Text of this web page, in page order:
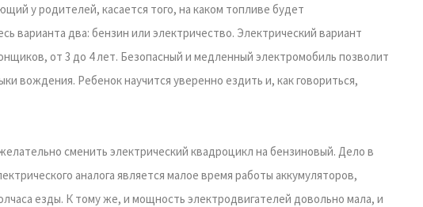
у родителей, касается того, на каком топливе будет
варианта два: бензин или электричество. Электрический вариант
от 3 до 4 лет. Безопасный и медленный электромобиль позволит
вождения. Ребенок научится уверенно ездить и, как говориться,
сменить электрический квадроцикл на бензиновый. Дело в
аналога является малое время работы аккумуляторов,
езды. К тому же, и мощность электродвигателей довольно мала, и